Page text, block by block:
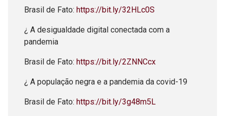
Brasil de Fato: https://bit.ly/32HLc0S
¿ A desigualdade digital conectada com a
pandemia
Brasil de Fato: https://bit.ly/2ZNNCcx
¿ A população negra e a pandemia da covid-19
Brasil de Fato: https://bit.ly/3g48m5L